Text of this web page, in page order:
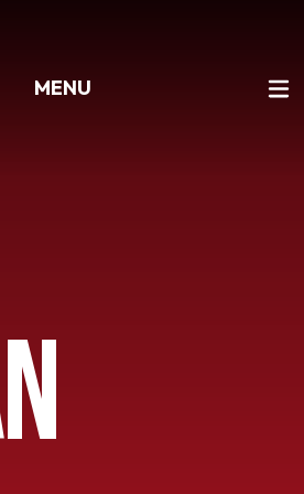
MENU